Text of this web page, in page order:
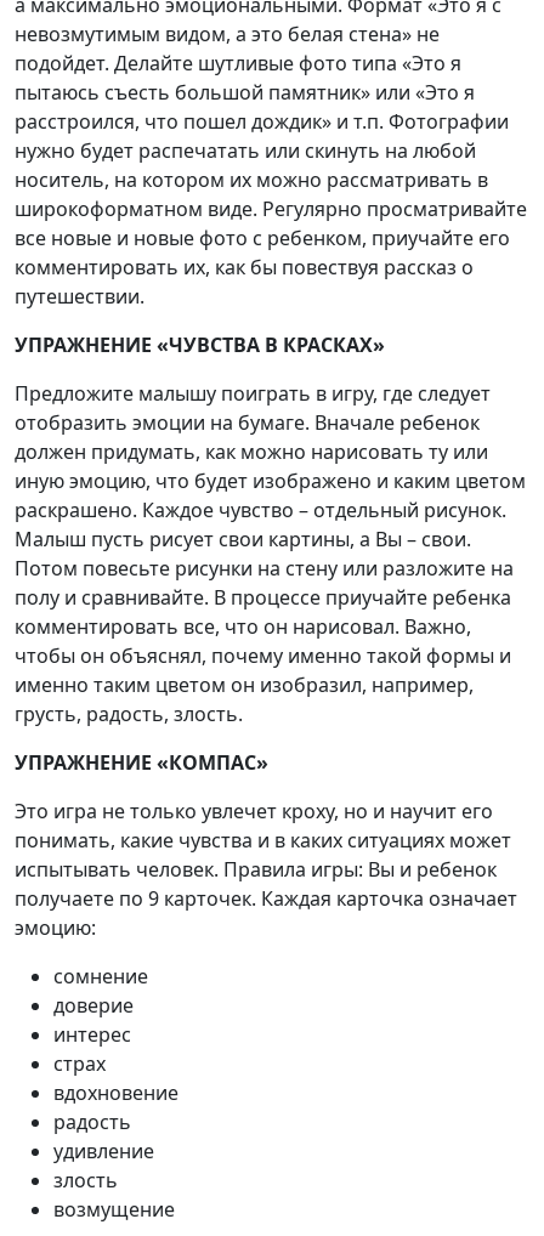
а максимально эмоциональными. Формат «Это я с
невозмутимым видом, а это белая стена» не
подойдет. Делайте шутливые фото типа «Это я
пытаюсь съесть большой памятник» или «Это я
расстроился, что пошел дождик» и т.п. Фотографии
нужно будет распечатать или скинуть на любой
носитель, на котором их можно рассматривать в
широкоформатном виде. Регулярно просматривайте
все новые и новые фото с ребенком, приучайте его
комментировать их, как бы повествуя рассказ о
путешествии.
УПРАЖНЕНИЕ «ЧУВСТВА В КРАСКАХ»
Предложите малышу поиграть в игру, где следует
отобразить эмоции на бумаге. Вначале ребенок
должен придумать, как можно нарисовать ту или
иную эмоцию, что будет изображено и каким цветом
раскрашено. Каждое чувство – отдельный рисунок.
Малыш пусть рисует свои картины, а Вы – свои.
Потом повесьте рисунки на стену или разложите на
полу и сравнивайте. В процессе приучайте ребенка
комментировать все, что он нарисовал. Важно,
чтобы он объяснял, почему именно такой формы и
именно таким цветом он изобразил, например,
грусть, радость, злость.
УПРАЖНЕНИЕ «КОМПАС»
Это игра не только увлечет кроху, но и научит его
понимать, какие чувства и в каких ситуациях может
испытывать человек. Правила игры: Вы и ребенок
получаете по 9 карточек. Каждая карточка означает
эмоцию:
сомнение
доверие
интерес
страх
вдохновение
радость
удивление
злость
возмущение